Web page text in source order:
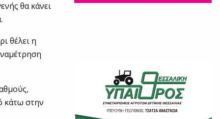
θα κάνει
θέλει η
κάτω στην